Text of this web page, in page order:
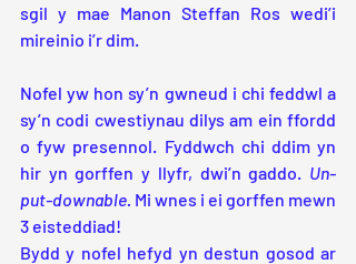
sgil y mae Manon Steffan Ros wedi’i
mireinio i’r dim.
Nofel yw hon sy’n gwneud i chi feddwl a
sy’n codi cwestiynau dilys am ein ffordd
o fyw presennol. Fyddwch chi ddim yn
hir yn gorffen y llyfr, dwi’n gaddo. Un-
put-downable. Mi wnes i ei gorffen mewn
3 eisteddiad!
Bydd y nofel hefyd yn destun gosod ar